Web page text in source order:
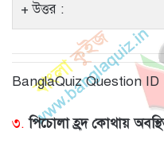
উত্তর :
BanglaQuiz Question ID
৩. পিচোলা হ্রদ কোথায়